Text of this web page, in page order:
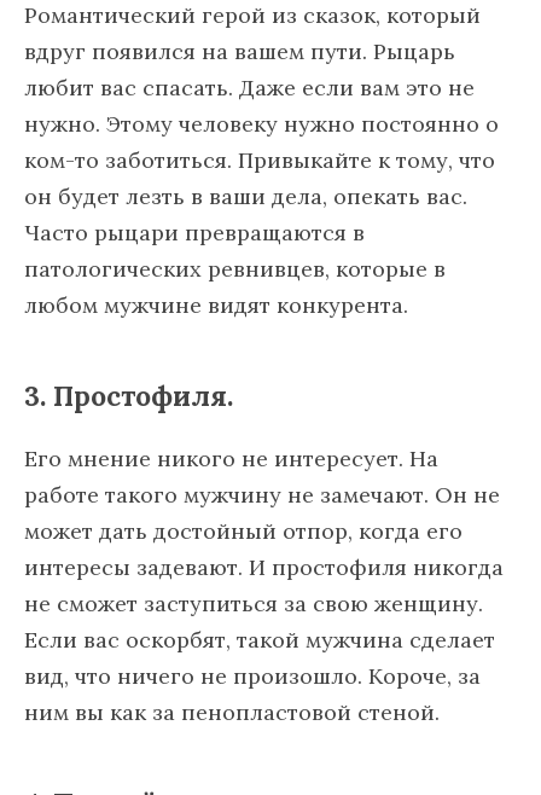
Романтический герой из сказок, который
вдруг появился на вашем пути. Рыцарь
любит вас спасать. Даже если вам это не
нужно. Этому человеку нужно постоянно о
ком-то заботиться. Привыкайте к тому, что
он будет лезть в ваши дела, опекать вас.
Часто рыцари превращаются в
патологических ревнивцев, которые в
любом мужчине видят конкурента.
3. Простофиля.
Его мнение никого не интересует. На
работе такого мужчину не замечают. Он не
может дать достойный отпор, когда его
интересы задевают. И простофиля никогда
не сможет заступиться за свою женщину.
Если вас оскорбят, такой мужчина сделает
вид, что ничего не произошло. Короче, за
ним вы как за пенопластовой стеной.